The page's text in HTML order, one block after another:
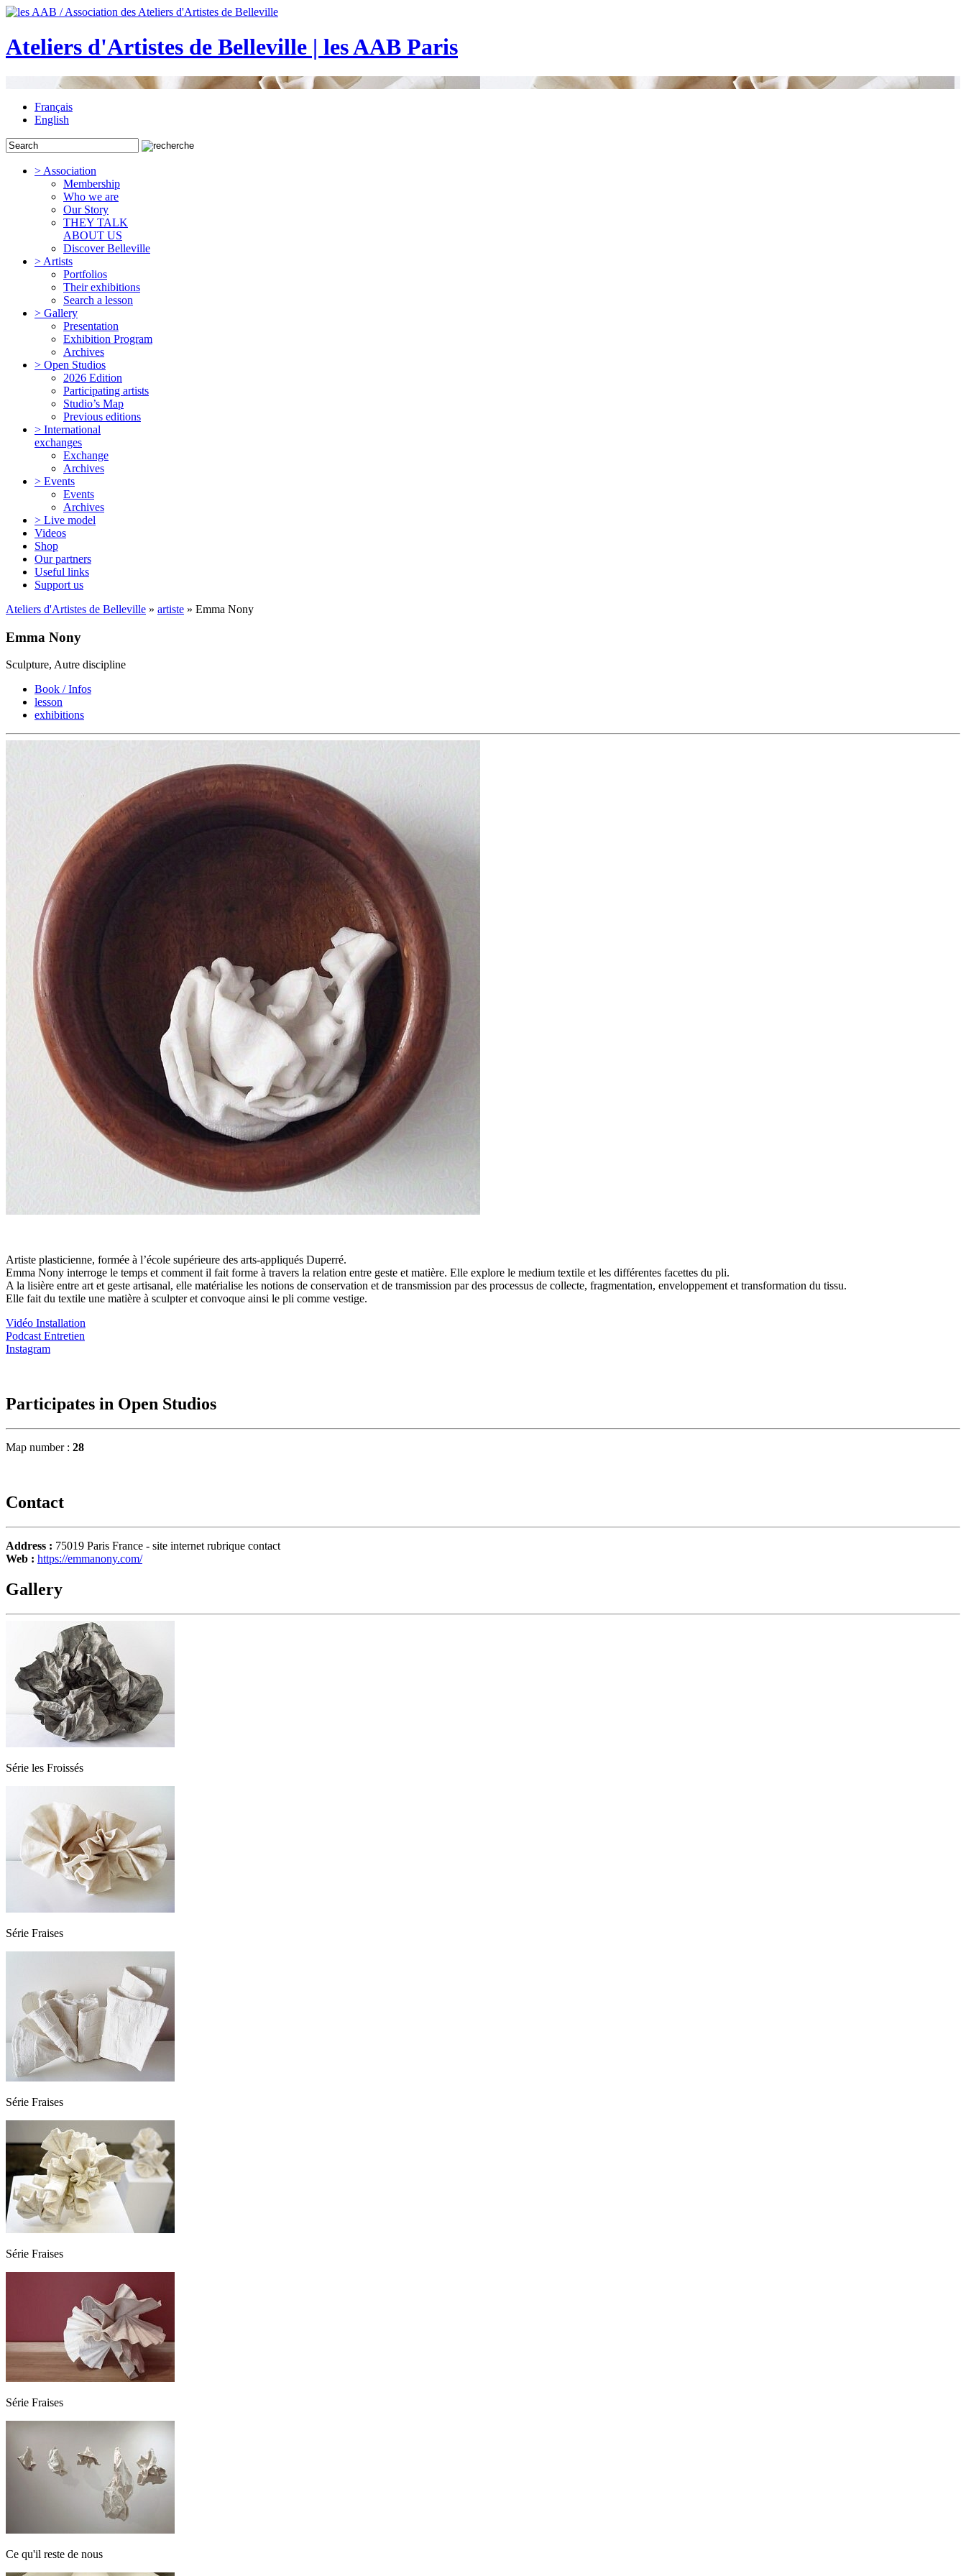
Ateliers d'Artistes de Belleville | les AAB Paris
Français
English
> Association
Membership
Who we are
Our Story
THEY TALK
ABOUT US
Discover Belleville
> Artists
Portfolios
Their exhibitions
Search a lesson
> Gallery
Presentation
Exhibition Program
Archives
> Open Studios
2026 Edition
Participating artists
Studio’s Map
Previous editions
> International
exchanges
Exchange
Archives
> Events
Events
Archives
> Live model
Videos
Shop
Our partners
Useful links
Support us
Ateliers d'Artistes de Belleville » artiste » Emma Nony
Emma Nony
Sculpture, Autre discipline
Book / Infos
lesson
exhibitions
Artiste plasticienne, formée à l’école supérieure des arts-appliqués Duperré.
Emma Nony interroge le temps et comment il fait forme à travers la relation entre geste et matière. Elle explore le medium textile et les différentes facettes du pli.
A la lisière entre art et geste artisanal, elle matérialise les notions de conservation et de transmission par des processus de collecte, fragmentation, enveloppement et transformation du tissu.
Elle fait du textile une matière à sculpter et convoque ainsi le pli comme vestige.
Vidéo Installation
Podcast Entretien
Instagram
Participates in Open Studios
Map number : 28
Contact
Address : 75019 Paris France - site internet rubrique contact
Web : https://emmanony.com/
Gallery
Série les Froissés
Série Fraises
Série Fraises
Série Fraises
Série Fraises
Ce qu'il reste de nous